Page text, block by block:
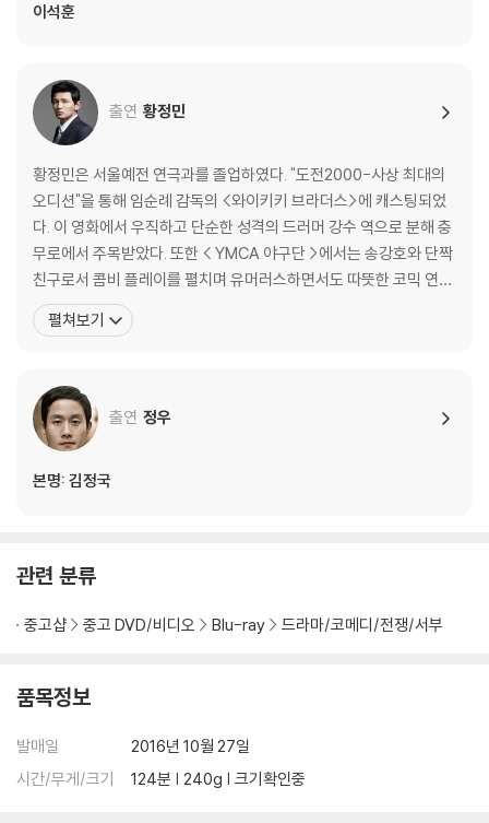
이석훈
출연 황정민
황정민은 서울예전 연극과를 졸업하였다. "도전2000-사상 최대의
오디션"을 통해 임순례 감독의 <와이키키 브라더스>에 캐스팅되었
다. 이 영화에서 우직하고 단순한 성격의 드러머 강수 역으로 분해 충
무로에서 주목받았다. 또한 < YMCA 야구단 >에서는 송강호와 단짝
친구로서 콤비 플레이를 펼치며 유머러스하면서도 따뜻한 코믹 연기
를 선보이고, <로드무비>에서는 사랑은 상처뿐이라고 생각하면서도
또다시 남자와 사랑에 빠지는 동성애자 대식 역으로 나온다. 이처럼
질거리는 비열한 변호사까지 그 다양한 캐릭터를 넘나들며
펼쳐보기
출연 정우
본명: 김정국
관련 분류
중고샵 중고 DVD/비디오 Blu-ray 드라마/코메디/전쟁/서부
품목정보
발매일
2016년 10월 27일
시간/무게/크기
124분 | 240g | 크기확인중